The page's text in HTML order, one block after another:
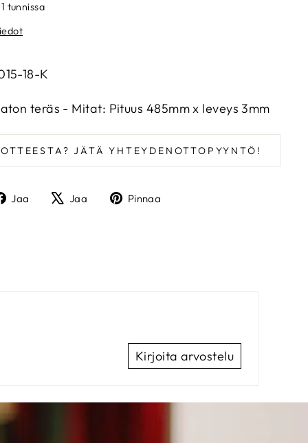
tunnissa
18-K
teräs - Mitat: Pituus 485mm x leveys 3mm
JÄTÄ YHTEYDENOTTOPYYNTÖ!
Jaa
Jaa
Jaa
TwiittaaPinnaa
Kirjoita arvostelu